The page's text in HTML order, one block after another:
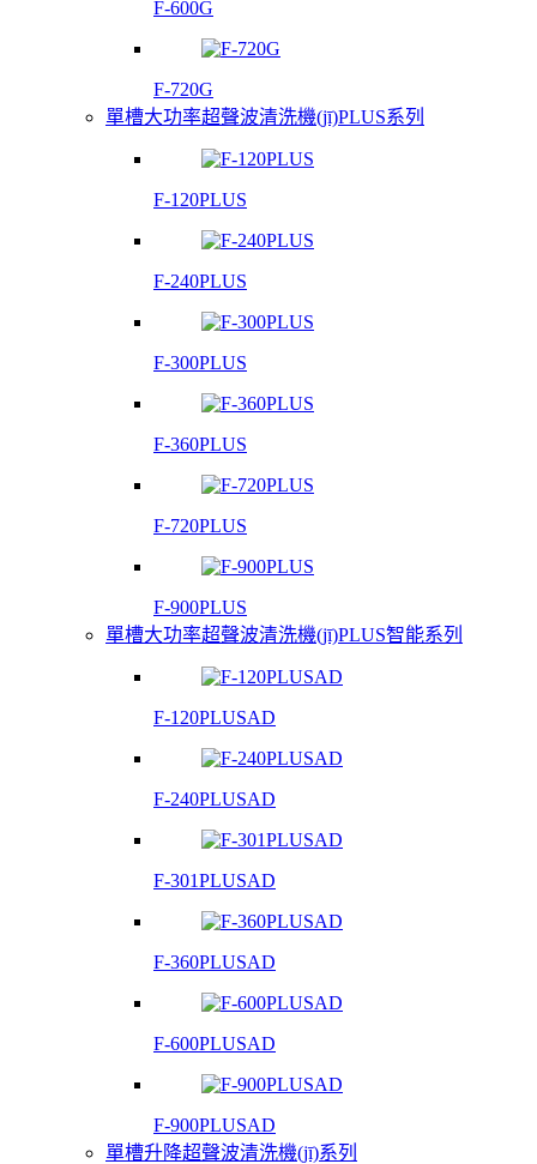
F-600G
F-720G
單槽大功率超聲波清洗機(jī)PLUS系列
F-120PLUS
F-240PLUS
F-300PLUS
F-360PLUS
F-720PLUS
F-900PLUS
單槽大功率超聲波清洗機(jī)PLUS智能系列
F-120PLUSAD
F-240PLUSAD
F-301PLUSAD
F-360PLUSAD
F-600PLUSAD
F-900PLUSAD
單槽升降超聲波清洗機(jī)系列